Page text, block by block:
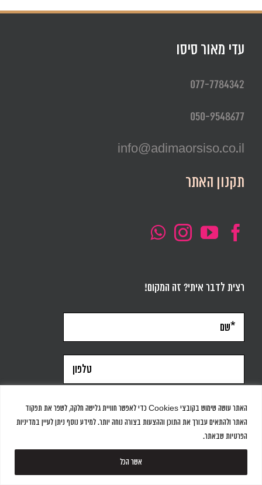
האתר עושה שימוש בקובצי Cookies כדי לאפשר חוויית גלישה חלקה, לשפר את תפקוד
האתר ולהתאים עבורך את התוכן וההצעות בצורה נוחה יותר. למידע נוסף ניתן לעיין במדיניות
הפרטיות שבאתר.
אשר הכל
עדי מאור סיסו
077-7784342
050-9548677
info@adimaorsiso.co.il
תקנון האתר
רצית לדבר איתי? זה המקום!